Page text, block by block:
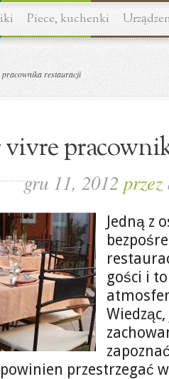
Piece, kuchenki
pracownika restauracji
gru 11, 2012 przez
Jedną z
gości i
przestrzegać